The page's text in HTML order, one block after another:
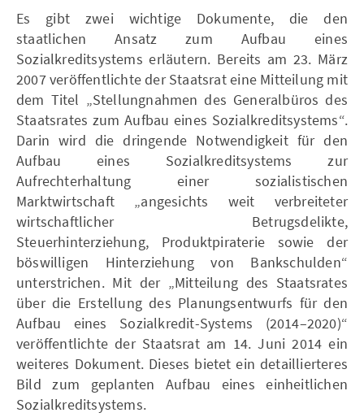
Es gibt zwei wichtige Dokumente, die den
staatlichen Ansatz zum Aufbau eines
Sozialkreditsystems erläutern. Bereits am 23. März
2007 veröffentlichte der Staatsrat eine Mitteilung mit
dem Titel „Stellungnahmen des Generalbüros des
Staatsrates zum Aufbau eines Sozialkreditsystems“.
Darin wird die dringende Notwendigkeit für den
Aufbau eines Sozialkreditsystems zur
Aufrechterhaltung einer sozialistischen
Marktwirtschaft „angesichts weit verbreiteter
wirtschaftlicher Betrugsdelikte,
Steuerhinterziehung, Produktpiraterie sowie der
böswilligen Hinterziehung von Bankschulden“
unterstrichen. Mit der „Mitteilung des Staatsrates
über die Erstellung des Planungsentwurfs für den
Aufbau eines Sozialkredit-Systems (2014–2020)“
veröffentlichte der Staatsrat am 14. Juni 2014 ein
weiteres Dokument. Dieses bietet ein detaillierteres
Bild zum geplanten Aufbau eines einheitlichen
Sozialkreditsystems.